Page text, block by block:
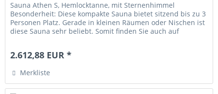
Sauna Athen S, Hemlocktanne, mit Sternenhimmel
Besonderheit: Diese kompakte Sauna bietet sitzend bis zu 3
Personen Platz. Gerade in kleinen Räumen oder Nischen ist
diese Sauna sehr beliebt. Somit finden Sie auch auf
2.612,88 EUR *
Merkliste